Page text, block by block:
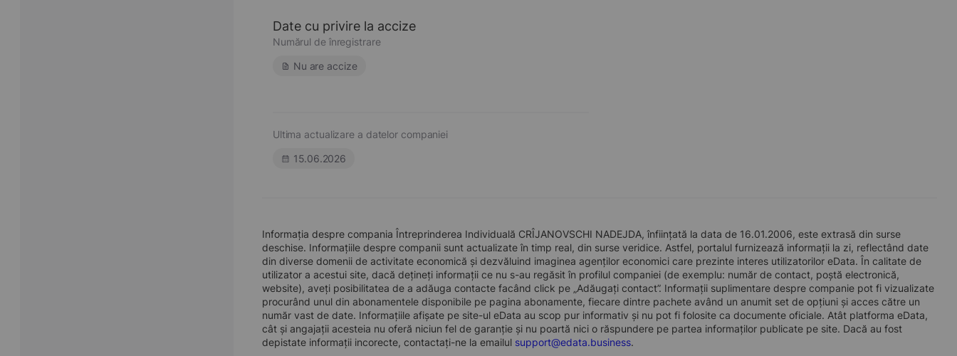
Date cu privire la accize
Numărul de înregistrare
Nu are accize
Ultima actualizare a datelor companiei
15.06.2026
Informația despre compania Întreprinderea Individuală CRÎJANOVSCHI NADEJDA, înființată la data de 16.01.2006, este extrasă din surse
deschise. Informațiile despre companii sunt actualizate în timp real, din surse veridice. Astfel, portalul furnizează informații la zi, reflectând date
din diverse domenii de activitate economică și dezvăluind imaginea agenților economici care prezinte interes utilizatorilor eData. În calitate de
utilizator a acestui site, dacă dețineți informații ce nu s-au regăsit în profilul companiei (de exemplu: număr de contact, poștă electronică,
website), aveți posibilitatea de a adăuga contacte facând click pe „Adăugați contact”. Informații suplimentare despre companie pot fi vizualizate
procurând unul din abonamentele disponibile pe pagina abonamente, fiecare dintre pachete având un anumit set de opțiuni și acces către un
număr vast de date. Informațiile afișate pe site-ul eData au scop pur informativ și nu pot fi folosite ca documente oficiale. Atât platforma eData,
cât și angajații acesteia nu oferă niciun fel de garanție și nu poartă nici o răspundere pe partea informaților publicate pe site. Dacă au fost
depistate informații incorecte, contactați-ne la emailul support@edata.business.